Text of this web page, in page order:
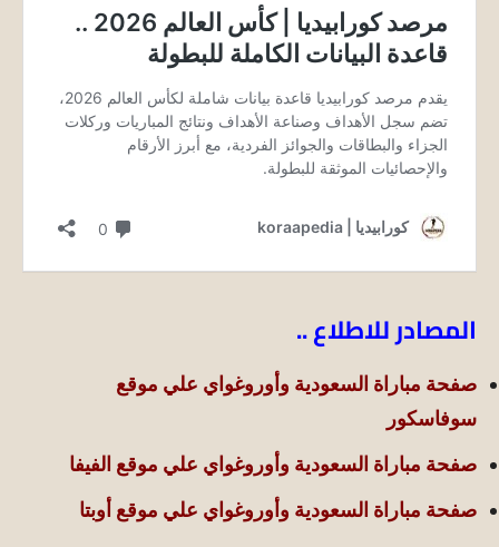
المصادر للاطلاع ..
صفحة مباراة السعودية وأوروغواي علي موقع
سوفاسكور
صفحة مباراة السعودية وأوروغواي علي موقع الفيفا
صفحة مباراة السعودية وأوروغواي علي موقع أوبتا